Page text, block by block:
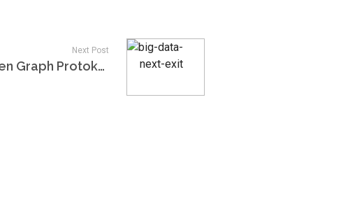
Next Post
Das Open Graph Protokoll und der Facebook Debugger